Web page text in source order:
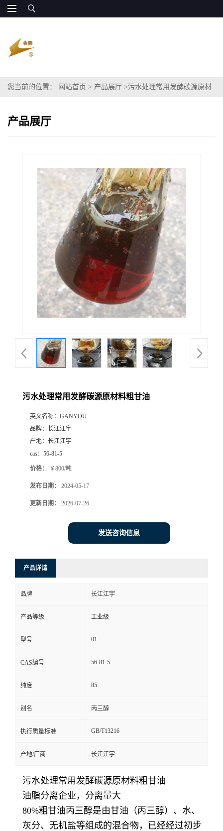
您当前的位置： 网站首页 > 产品展厅 >污水处理常用发酵碳源原材
产品展厅
污水处理常用发酵碳源原材料粗甘油
英文名称： GANYOU
品牌： 长江江宇
产地： 长江江宇
cas： 56-81-5
价格： ￥800/吨
发布日期： 2024-05-17
更新日期： 2026-07-26
发送咨询信息
产品详请
品牌 长江江宇
产品等级 工业级
型号 01
CAS编号 56-81-5
纯度 85
别名 丙三醇
执行质量标准 GB/T13216
产地/厂商 长江江宇
污水处理常用发酵碳源原材料粗甘油
油脂分离企业，分离量大
80%粗甘油丙三醇是由甘油（丙三醇）、水、
灰分、无机盐等组成的混合物，已经经过初步